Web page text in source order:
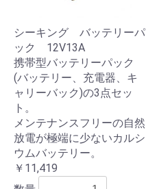
シーキング バッテリーパ
ック 12V13A
携帯型バッテリーパック
(バッテリー、充電器、キ
ャリーバック)の3点セッ
ト。
メンテナンスフリーの自然
放電が極端に少ないカルシ
ウムバッテリー。
￥11,419